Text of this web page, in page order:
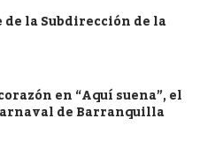
la Subdirección de la
en “Aquí suena”, el
de Barranquilla